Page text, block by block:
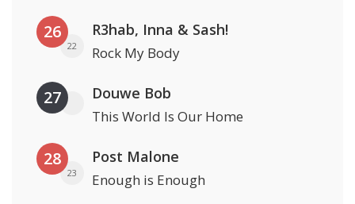
26
22
R3hab, Inna & Sash!
Rock My Body
27 Douwe Bob
This World Is Our Home
28
23
Post Malone
Enough is Enough